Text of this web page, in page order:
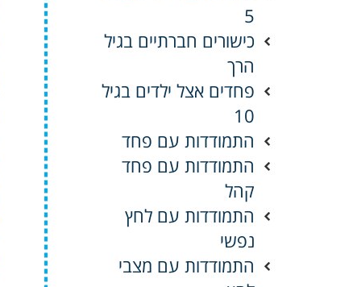
5
כישורים חברתיים בגיל
הרך
פחדים אצל ילדים בגיל
10
התמודדות עם פחד
התמודדות עם פחד
קהל
התמודדות עם לחץ
נפשי
התמודדות עם מצבי